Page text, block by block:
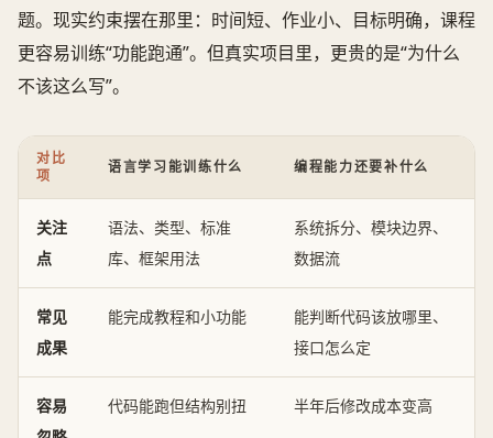
题。现实约束摆在那里：时间短、作业小、目标明确，课程
更容易训练“功能跑通”。但真实项目里，更贵的是“为什么
不该这么写”。
对比
项
语言学习能训练什么 编程能力还要补什么
关注
点
语法、类型、标准
库、框架用法
系统拆分、模块边界、
数据流
常见
成果
能完成教程和小功能
能判断代码该放哪里、
接口怎么定
容易
代码能跑但结构别扭 半年后修改成本变高